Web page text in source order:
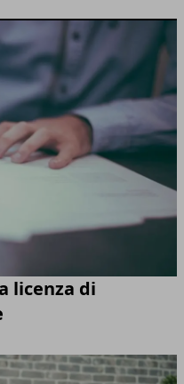
licenza di